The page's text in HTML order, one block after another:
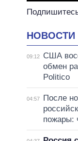
НОВОСТИ
09:12
США
обмен
Politico
04:57
После
пожары: